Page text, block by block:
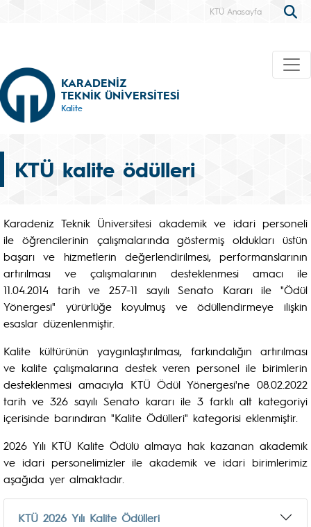
KTÜ Anasayfa
KARADENİZ
TEKNİK ÜNİVERSİTESİ
Kalite
KTÜ kalite ödülleri
Karadeniz Teknik Üniversitesi akademik ve idari personeli
ile öğrencilerinin çalışmalarında göstermiş oldukları üstün
başarı ve hizmetlerin değerlendirilmesi, performanslarının
artırılması ve çalışmalarının desteklenmesi amacı ile
11.04.2014 tarih ve 257-11 sayılı Senato Kararı ile "Ödül
Yönergesi" yürürlüğe koyulmuş ve ödüllendirmeye ilişkin
esaslar düzenlenmiştir.
Kalite kültürünün yaygınlaştırılması, farkındalığın artırılması
ve kalite çalışmalarına destek veren personel ile birimlerin
desteklenmesi amacıyla KTÜ Ödül Yönergesi'ne 08.02.2022
tarih ve 326 sayılı Senato kararı ile 3 farklı alt kategoriyi
içerisinde barındıran "Kalite Ödülleri" kategorisi eklenmiştir.
2026 Yılı KTÜ Kalite Ödülü almaya hak kazanan akademik
ve idari personelimizler ile akademik ve idari birimlerimiz
aşağıda yer almaktadır.
KTÜ 2026 Yılı Kalite Ödülleri